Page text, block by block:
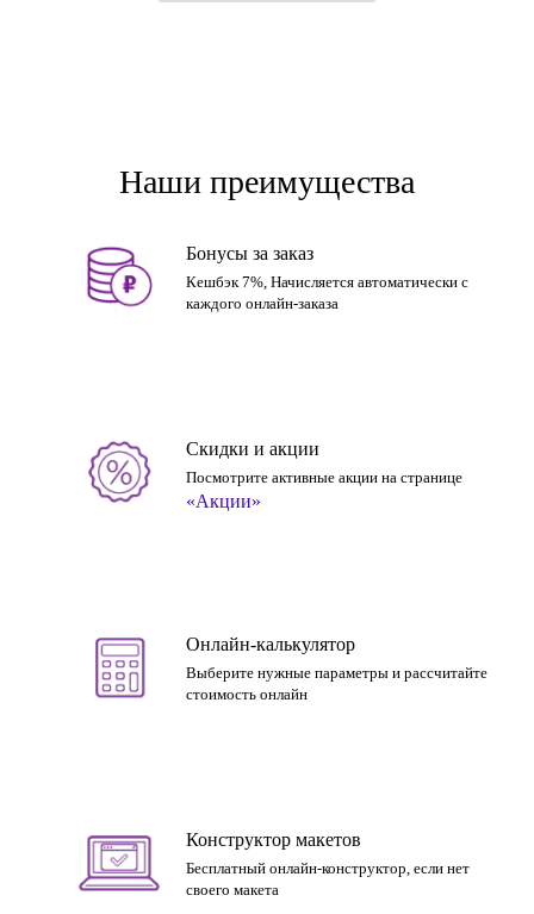
Наши преимущества
Бонусы за заказ
Кешбэк 7%, Начисляется автоматически с
каждого онлайн-заказа
Скидки и акции
Посмотрите активные акции на странице
«Акции»
Онлайн-калькулятор
Выберите нужные параметры и рассчитайте
стоимость онлайн
Конструктор макетов
Бесплатный онлайн-конструктор, если нет
своего макета